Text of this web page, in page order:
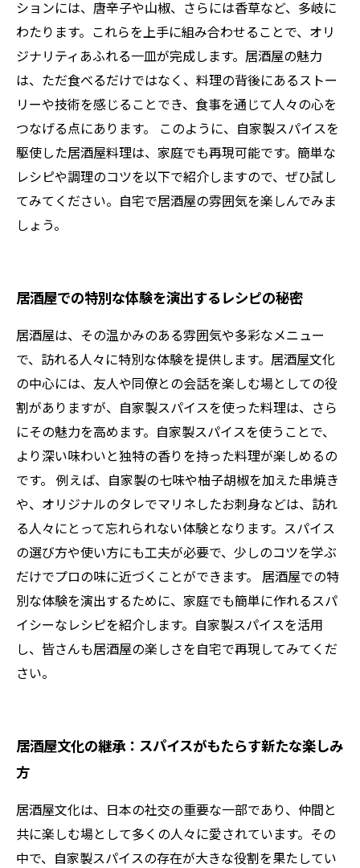
ションには、唐辛子や山椒、さらには香草など、多岐に
わたります。これらを上手に組み合わせることで、オリ
ジナリティあふれる一皿が完成します。居酒屋の魅力
は、ただ食べるだけではなく、料理の背後にあるストー
リーや技術を感じることでき、食事を通じて人々の心を
つなげる点にあります。 このように、自家製スパイスを
駆使した居酒屋料理は、家庭でも再現可能です。簡単な
レシピや調理のコツを以下で紹介しますので、ぜひ試し
てみてください。自宅で居酒屋の雰囲気を楽しんでみま
しょう。
居酒屋での特別な体験を演出するレシピの秘密
居酒屋は、その温かみのある雰囲気や多彩なメニュー
で、訪れる人々に特別な体験を提供します。居酒屋文化
の中心には、友人や同僚との会話を楽しむ場としての役
割がありますが、自家製スパイスを使った料理は、さら
にその魅力を高めます。自家製スパイスを使うことで、
より深い味わいと独特の香りを持った料理が楽しめるの
です。 例えば、自家製の七味や柚子胡椒を加えた串焼き
や、オリジナルのタレでマリネしたお刺身などは、訪れ
る人々にとって忘れられない体験となります。スパイス
の選び方や使い方にも工夫が必要で、少しのコツを学ぶ
だけでプロの味に近づくことができます。 居酒屋での特
別な体験を演出するために、家庭でも簡単に作れるスパ
イシーなレシピを紹介します。自家製スパイスを活用
し、皆さんも居酒屋の楽しさを自宅で再現してみてくだ
さい。
居酒屋文化の継承：スパイスがもたらす新たな楽しみ
方
居酒屋文化は、日本の社交の重要な一部であり、仲間と
共に楽しむ場として多くの人々に愛されています。その
中で、自家製スパイスの存在が大きな役割を果たしてい